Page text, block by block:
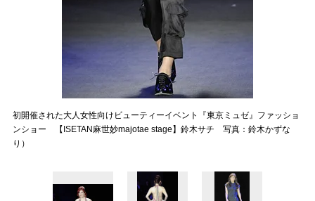
初開催された大人女性向けビューティーイベント『東京ミュゼ』ファッショ
ンショー 【ISETAN麻世妙majotae stage】鈴木サチ 写真：鈴木かずな
り）